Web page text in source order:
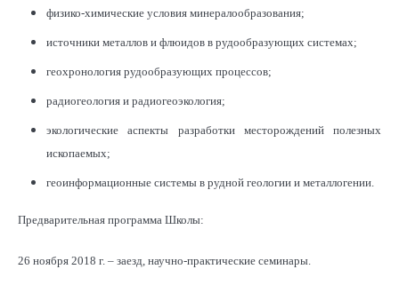
физико-химические условия минералообразования;
источники металлов и флюидов в рудообразующих системах;
геохронология рудообразующих процессов;
радиогеология и радиогеоэкология;
экологические аспекты разработки месторождений полезных
ископаемых;
геоинформационные системы в рудной геологии и металлогении.
Предварительная программа Школы:
26 ноября 2018 г. – заезд, научно-практические семинары.